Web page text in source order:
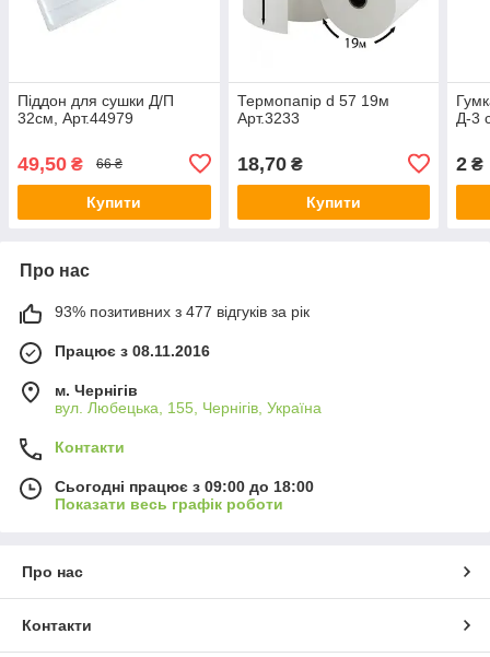
Піддон для сушки Д/П
32см, Арт.44979
49,50 ₴ 66 ₴
Купити
Термопапір d 57 19м
Арт.3233
18,70₴
Купити
Д-3
2 ₴
Про нас
93% позитивних з 477 відгуків за рік
Працює з 08.11.2016
м. Чернігів
вул. Любецька, 155, Чернігів, Україна
Контакти
Сьогодні працює з 09:00 до 18:00
Показати весь графік роботи
Про нас
Контакти